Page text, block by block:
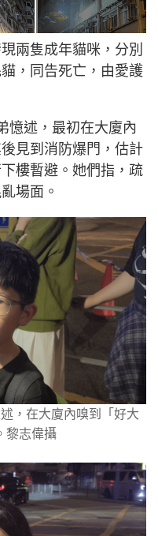
兩隻成年貓咪，分別
，同告死亡，由愛護
憶述，最初在大廈內
見到消防爆門，估計
樓暫避。她們指，疏
場面。
，在大廈內嗅到「好大
黎志偉攝